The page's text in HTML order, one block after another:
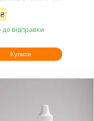
до відправки
Купити